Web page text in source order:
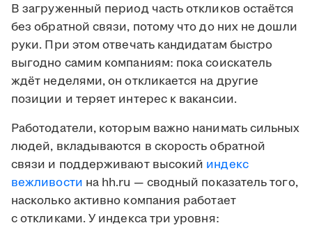
В загруженный период часть откликов остаётся
без обратной связи, потому что до них не дошли
руки. При этом отвечать кандидатам быстро
выгодно самим компаниям: пока соискатель
ждёт неделями, он откликается на другие
позиции и теряет интерес к вакансии.
Работодатели, которым важно нанимать сильных
людей, вкладываются в скорость обратной
связи и поддерживают высокий индекс
вежливости на hh.ru — сводный показатель того,
насколько активно компания работает
с откликами. У индекса три уровня: